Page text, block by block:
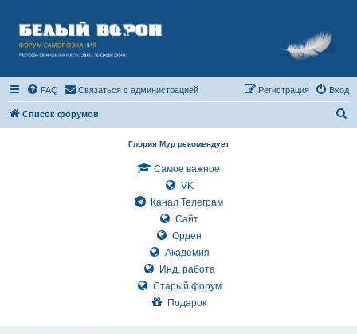
FAQ Связаться с администрацией Вход
Регистрация
Список форумов
Глория Мур рекомендует
Самое важное
VK
Канал Телеграм
Сайт
Орден
Академия
Инд. работа
Старый форум
Подарок